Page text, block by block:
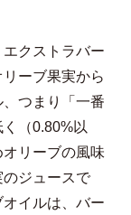
クストラバー
ーブ果実から
つまり「一番
（0.80%以
リーブの風味
ジュースで
イルは、バー